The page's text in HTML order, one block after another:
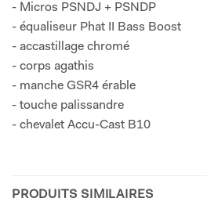
- Micros PSNDJ + PSNDP
- équaliseur Phat II Bass Boost
- accastillage chromé
- corps agathis
- manche GSR4 érable
- touche palissandre
- chevalet Accu-Cast B10
PRODUITS SIMILAIRES